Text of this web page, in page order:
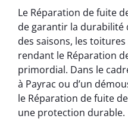
Le Réparation de fuite
de garantir la durabilité
des saisons, les
rendant le Réparation
primordial. Dans le
à Payrac ou d’un
le Réparation de fuite
une protection durable.